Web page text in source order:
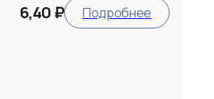
6,40 ₽ Подробнее